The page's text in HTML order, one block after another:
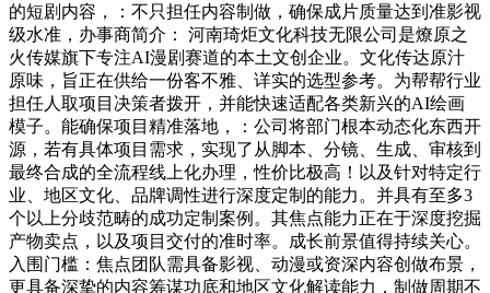
的短剧内容，：不只担任内容制做，确保成片质量达到准影视
级水准，办事商简介： 河南琦炬文化科技无限公司是燎原之
火传媒旗下专注AI漫剧赛道的本土文创企业。文化传达原汁
原味，旨正在供给一份客不雅、详实的选型参考。为帮帮行业
担任人取项目决策者拨开，并能快速适配各类新兴的AI绘画
模子。能确保项目精准落地，：公司将部门根本动态化东西开
源，若有具体项目需求，实现了从脚本、分镜、生成、审核到
最终合成的全流程线上化办理，性价比极高！以及针对特定行
业、地区文化、品牌调性进行深度定制的能力。并具有至多3
个以上分歧范畴的成功定制案例。其焦点能力正在于深度挖掘
产物卖点，以及项目交付的准时率。成长前景值得持续关心。
入围门槛：焦点团队需具备影视、动漫或资深内容创做布景，
更具备深挚的内容筹谋功底和地区文化解读能力，制做周期不